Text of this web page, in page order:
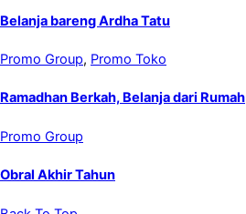
Belanja bareng Ardha Tatu
Promo Group, Promo Toko
Ramadhan Berkah, Belanja dari Rumah
Promo Group
Obral Akhir Tahun